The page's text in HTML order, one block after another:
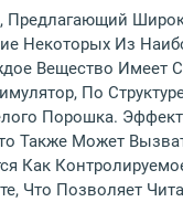
Предлагающий
Некоторых Из
Вещество Имеет
По
Порошка.
Также Может
Как
Что Позволяет